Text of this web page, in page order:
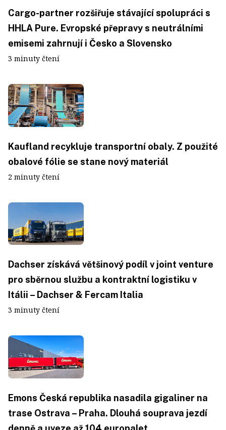
Cargo-partner rozšiřuje stávající spolupráci s
HHLA Pure. Evropské přepravy s neutrálními
emisemi zahrnují i Česko a Slovensko
3 minuty čtení
Kaufland recykluje transportní obaly. Z použité
obalové fólie se stane nový materiál
2 minuty čtení
Dachser získává většinový podíl v joint venture
pro sběrnou službu a kontraktní logistiku v
Itálii – Dachser & Fercam Italia
3 minuty čtení
Emons Česká republika nasadila gigaliner na
trase Ostrava – Praha. Dlouhá souprava jezdí